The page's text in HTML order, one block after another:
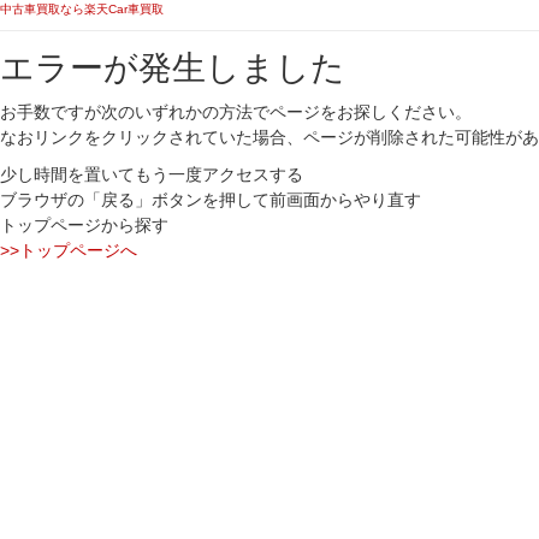
中古車買取なら楽天Car車買取
エラーが発生しました
お手数ですが次のいずれかの方法でページをお探しください。
なおリンクをクリックされていた場合、ページが削除された可能性が
少し時間を置いてもう一度アクセスする
ブラウザの「戻る」ボタンを押して前画面からやり直す
トップページから探す
>>トップページへ